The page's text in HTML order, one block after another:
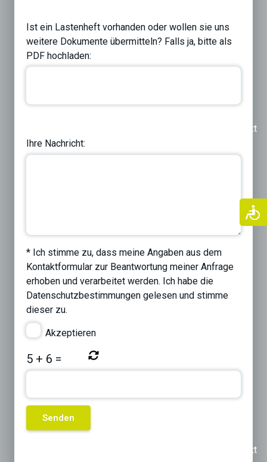
Ist ein Lastenheft vorhanden oder wollen sie uns
weitere Dokumente übermitteln? Falls ja, bitte als
PDF hochladen:
Next
Ihre Nachricht:
* Ich stimme zu, dass meine Angaben aus dem
Kontaktformular zur Beantwortung meiner Anfrage
erhoben und verarbeitet werden. Ich habe die
Datenschutzbestimmungen gelesen und stimme
dieser zu.
Akzeptieren
5 + 6 =
Next